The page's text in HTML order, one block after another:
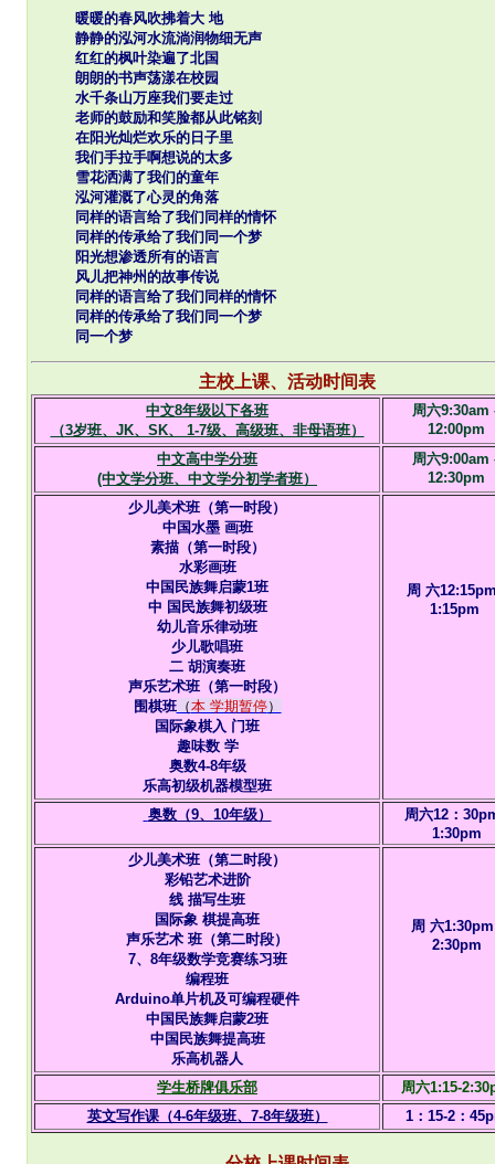
暖暖的春风吹拂着大 地
静静的泓河水流淌润物细无声
红红的枫叶染遍了北国
朗朗的书声荡漾在校园
水千条山万座我们要走过
老师的鼓励和笑脸都从此铭刻
在阳光灿烂欢乐的日子里
我们手拉手啊想说的太多
雪花洒满了我们的童年
泓河灌溉了心灵的角落
同样的语言给了我们同样的情怀
同样的传承给了我们同一个梦
阳光想渗透所有的语言
风儿把神州的故事传说
同样的语言给了我们同样的情怀
同样的传承给了我们同一个梦
同一个梦
主校上课、活动时间表
中文8年级以下各班
（3岁班、JK、SK、 1-7级、高级班、非母语班）
周六9:30am
12:00pm
中文高中学分班
(中文学分班、中文学分初学者班）
周六9:00am
12:30pm
少儿美术班（第一时段）
中国水墨 画班
素描（第一时段）
水彩画班
中国民族舞启蒙1班
中 国民族舞初级班
幼儿音乐律动班
少儿歌唱班
二 胡演奏班
声乐艺术班 （第一时段）
围棋班（本 学期暂停）
国际象棋入 门班
趣味数 学
奥数4-8年级
乐高初级机器模型班
周 六
1:15pm
奥数（9、10年级）
周六12：
1:30pm
少儿美术班（第二时段）
彩铅艺术进阶
线 描写生班
国际象 棋提高班
声乐艺术 班 （第二时段）
7、8年级数学竞赛练习班
编程班
Arduino单片机及可编程硬件
中国民族舞启蒙2班
中国民族舞提高班
乐高机器人
周 六
2:30pm
学生桥牌俱乐部
周六1:15-
英文写作课（4-6年级班、7-8年级班）
1：15-2：